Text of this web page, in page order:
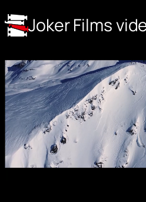
Joker Films